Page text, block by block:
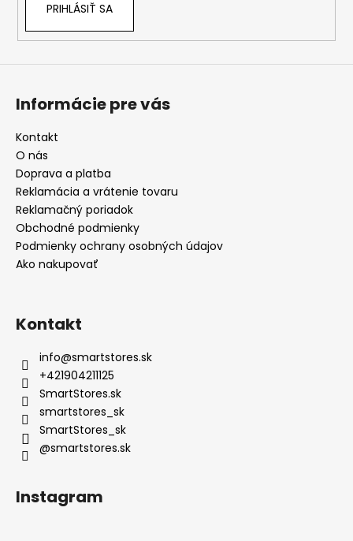
PRIHLÁSIŤ SA
Informácie pre vás
Kontakt
O nás
Doprava a platba
Reklamácia a vrátenie tovaru
Reklamačný poriadok
Obchodné podmienky
Podmienky ochrany osobných údajov
Ako nakupovať
Kontakt
info@smartstores.sk
+421904211125
SmartStores.sk
smartstores_sk
SmartStores_sk
@smartstores.sk
Instagram